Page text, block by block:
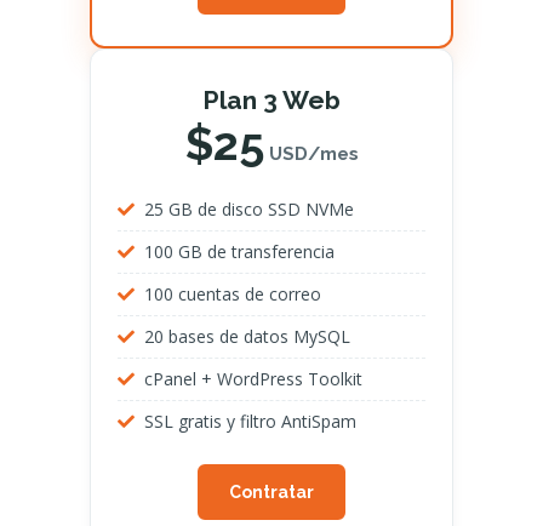
Plan 3 Web
$25USD/mes
25 GB de disco SSD NVMe
100 GB de transferencia
100 cuentas de correo
20 bases de datos MySQL
cPanel + WordPress Toolkit
SSL gratis y filtro AntiSpam
Contratar